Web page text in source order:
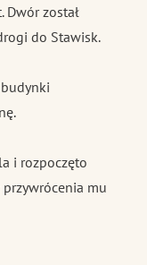
Dwór został
do Stawisk.
i rozpoczęto
mu